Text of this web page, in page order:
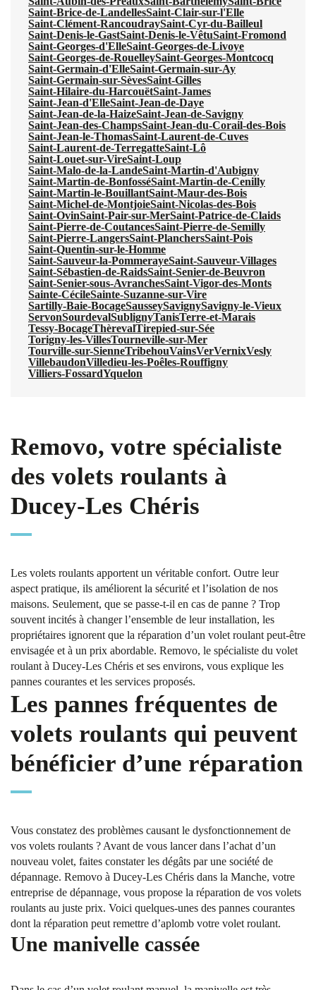
Saint-Brice-de-LandellesSaint-Clair-sur-l'Elle
Saint-Clément-RancoudraySaint-Cyr-du-Bailleul
Saint-Denis-le-GastSaint-Denis-le-VêtuSaint-Fromond
Saint-Georges-d'ElleSaint-Georges-de-Livoye
Saint-Georges-de-RouelleySaint-Georges-Montcocq
Saint-Germain-d'ElleSaint-Germain-sur-Ay
Saint-Germain-sur-SèvesSaint-Gilles
Saint-Hilaire-du-HarcouëtSaint-James
Saint-Jean-d'ElleSaint-Jean-de-Daye
Saint-Jean-de-la-HaizeSaint-Jean-de-Savigny
Saint-Jean-des-ChampsSaint-Jean-du-Corail-des-Bois
Saint-Jean-le-ThomasSaint-Laurent-de-Cuves
Saint-Laurent-de-TerregatteSaint-Lô
Saint-Louet-sur-VireSaint-Loup
Saint-Malo-de-la-LandeSaint-Martin-d'Aubigny
Saint-Martin-de-BonfosséSaint-Martin-de-Cenilly
Saint-Martin-le-BouillantSaint-Maur-des-Bois
Saint-Michel-de-MontjoieSaint-Nicolas-des-Bois
Saint-OvinSaint-Pair-sur-MerSaint-Patrice-de-Claids
Saint-Pierre-de-CoutancesSaint-Pierre-de-Semilly
Saint-Pierre-LangersSaint-PlanchersSaint-Pois
Saint-Quentin-sur-le-Homme
Saint-Sauveur-la-PommerayeSaint-Sauveur-Villages
Saint-Sébastien-de-RaidsSaint-Senier-de-Beuvron
Saint-Senier-sous-AvranchesSaint-Vigor-des-Monts
Sainte-CécileSainte-Suzanne-sur-Vire
Sartilly-Baie-BocageSausseySavignySavigny-le-Vieux
ServonSourdevalSublignyTanisTerre-et-Marais
Tessy-BocageThèrevalTirepied-sur-Sée
Torigny-les-VillesTourneville-sur-Mer
Tourville-sur-SienneTribehouVainsVerVernixVesly
VillebaudonVilledieu-les-Poêles-Rouffigny
Villiers-FossardYquelon
Removo, votre spécialiste
des volets roulants à
Ducey-Les Chéris
Les volets roulants apportent un véritable confort. Outre leur
aspect pratique, ils améliorent la sécurité et l’isolation de nos
maisons. Seulement, que se passe-t-il en cas de panne ? Trop
souvent incités à changer l’ensemble de leur installation, les
propriétaires ignorent que la réparation d’un volet roulant peut-être
envisagée et à un prix abordable. Removo, le spécialiste du volet
roulant à Ducey-Les Chéris et ses environs, vous explique les
pannes courantes et les services proposés.
Les pannes fréquentes de
volets roulants qui peuvent
bénéficier d’une réparation
Vous constatez des problèmes causant le dysfonctionnement de
vos volets roulants ? Avant de vous lancer dans l’achat d’un
nouveau volet, faites constater les dégâts par une société de
dépannage. Removo à Ducey-Les Chéris dans la Manche, votre
entreprise de dépannage, vous propose la réparation de vos volets
roulants au juste prix. Voici quelques-unes des pannes courantes
dont la réparation peut remettre d’aplomb votre volet roulant.
Une manivelle cassée